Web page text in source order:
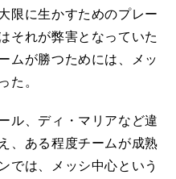
限に生かすためのプレー
それが弊害となっていた
ムが勝つためには、メッ
た。
ル、ディ・マリアなど違
、ある程度チームが成熟
では、メッシ中心という